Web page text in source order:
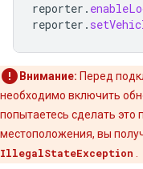
reporter .
reporter .
Внимание: Перед
необходимо включить
попытаетесь сделать
местоположения, вы
IllegalStateException